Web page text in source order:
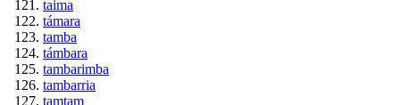
taima
támara
tamba
támbara
tambarimba
tambarria
tamtam